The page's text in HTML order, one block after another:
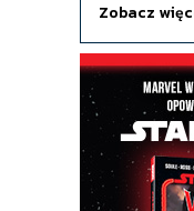
Zobacz